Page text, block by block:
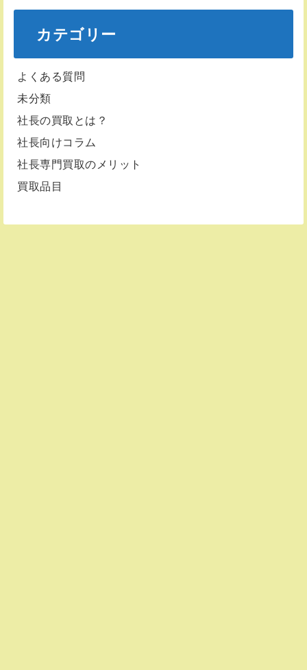
カテゴリ ー
よくある質問
未分類
社長の買取とは？
社長向けコラム
社長専門買取のメリット
買取品目